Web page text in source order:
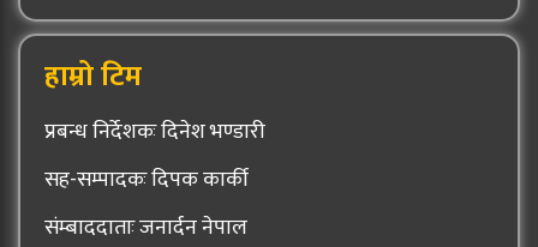
हाम्रो टिम
प्रबन्ध निर्देशकः दिनेश भण्डारी
सह-सम्पादकः दिपक कार्की
संम्बाददाताः जनार्दन नेपाल